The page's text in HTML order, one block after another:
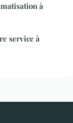
à
service à